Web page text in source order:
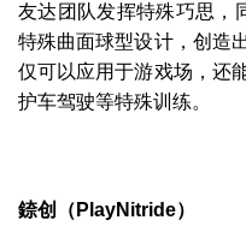
友达团队发挥特殊巧思，
特殊曲面球型设计，创造
仅可以应用于游戏场，还
护车驾驶等特殊训练。
錼创（PlayNitride）